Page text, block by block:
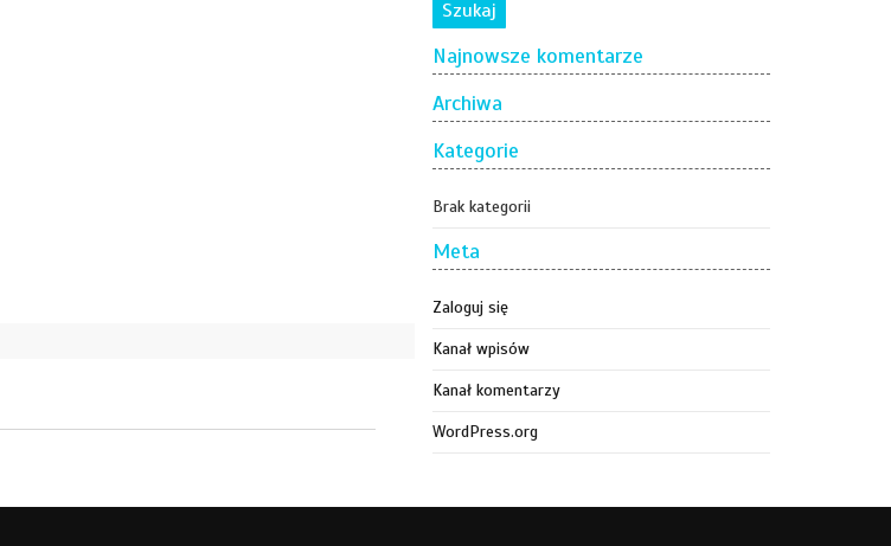
Najnowsze komentarze
Archiwa
Kategorie
Brak kategorii
Meta
Zaloguj się
Kanał wpisów
Kanał komentarzy
WordPress.org